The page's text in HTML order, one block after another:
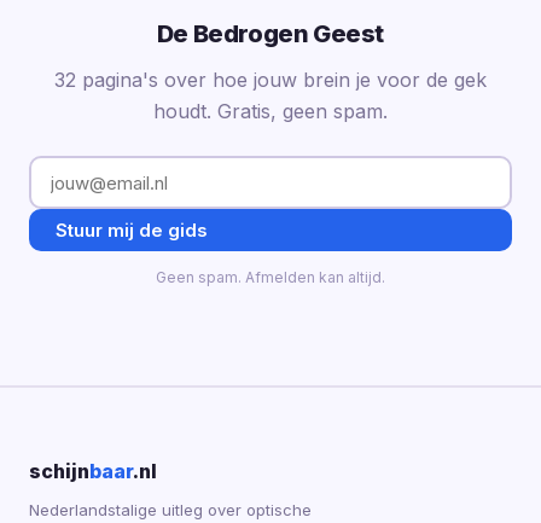
De Bedrogen Geest
32 pagina's over hoe jouw brein je voor de gek
houdt. Gratis, geen spam.
Stuur mij de gids
Geen spam. Afmelden kan altijd.
schijnbaar.nl
Nederlandstalige uitleg over optische